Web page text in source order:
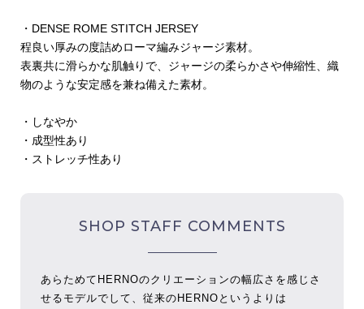
・DENSE ROME STITCH JERSEY
程良い厚みの度詰めローマ編みジャージ素材。
表裏共に滑らかな肌触りで、ジャージの柔らかさや伸縮性、織
物のような安定感を兼ね備えた素材。
・しなやか
・成型性あり
・ストレッチ性あり
SHOP STAFF COMMENTS
あらためてHERNOのクリエーションの幅広さを感じさ
せるモデルでして、従来のHERNOというよりは